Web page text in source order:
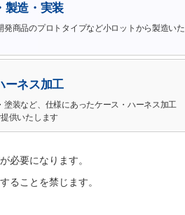
製造・実装
発商品のプロトタイプなど小ロットから製造いた
ーネス加工
塗装など、仕様にあったケース・ハーネス加工
供いたします
必要になります。
ることを禁じます。